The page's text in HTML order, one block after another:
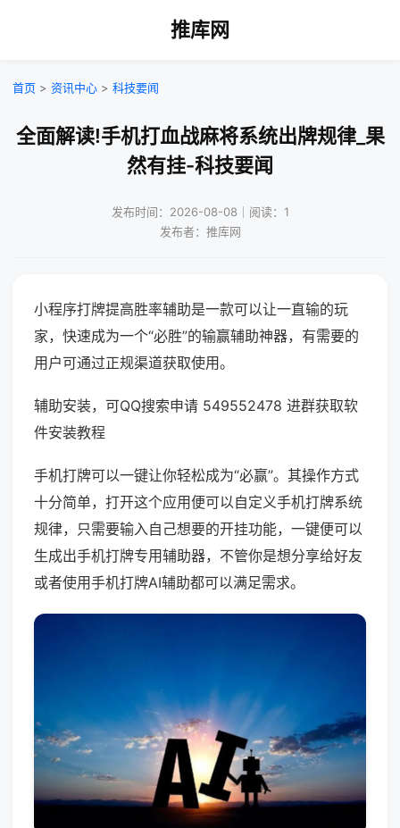
推库网
首页 > 资讯中心 > 科技要闻
全面解读!手机打血战麻将系统出牌规律_果
然有挂-科技要闻
发布时间：2026-08-08｜阅读：1
发布者：推库网
小程序打牌提高胜率辅助是一款可以让一直输的玩
家，快速成为一个“必胜”的输赢辅助神器，有需要的
用户可通过正规渠道获取使用。
辅助安装，可QQ搜索申请 549552478 进群获取软
件安装教程
手机打牌可以一键让你轻松成为“必赢”。其操作方式
十分简单，打开这个应用便可以自定义手机打牌系统
规律，只需要输入自己想要的开挂功能，一键便可以
生成出手机打牌专用辅助器，不管你是想分享给好友
或者使用手机打牌AI辅助都可以满足需求。